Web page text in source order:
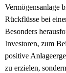
Vermögensanlage
Rückflüsse bei
Besonders
Investoren, zum
positive
zu erzielen,